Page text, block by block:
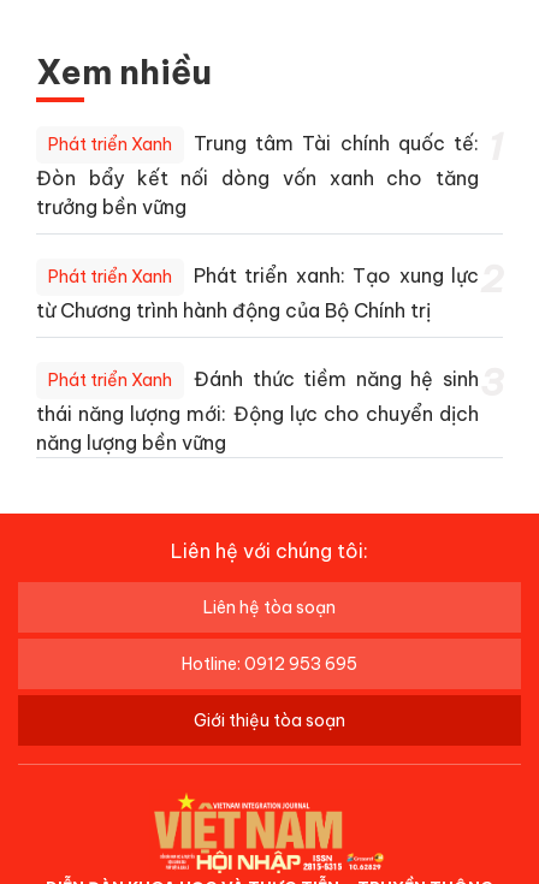
Xem nhiều
Phát triển Xanh
Trung tâm Tài chính quốc tế:
Đòn bẩy kết nối dòng vốn xanh cho tăng
trưởng bền vững
Phát triển Xanh
Phát triển xanh: Tạo xung lực
từ Chương trình hành động của Bộ Chính trị
Phát triển Xanh
Đánh thức tiềm năng hệ sinh
thái năng lượng mới: Động lực cho chuyển dịch
năng lượng bền vững
Liên hệ với chúng tôi:
Liên hệ tòa soạn
Hotline: 0912 953 695
Giới thiệu tòa soạn